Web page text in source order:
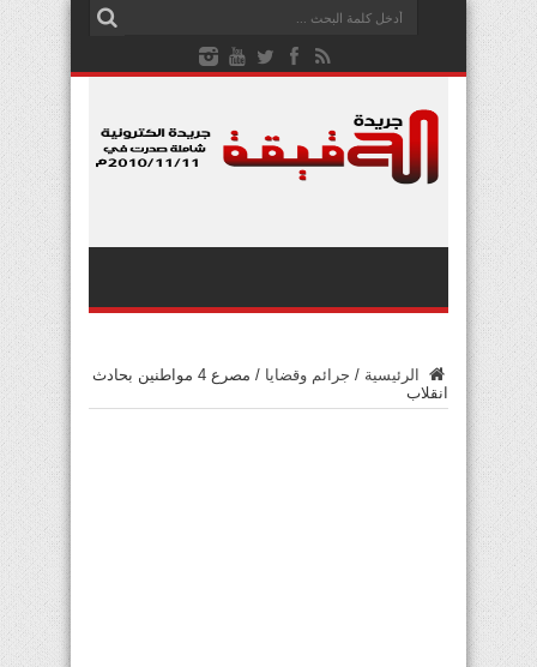
الرئيسية / جرائم وقضايا /
مصرع 4 مواطنين بحادث
انقلاب